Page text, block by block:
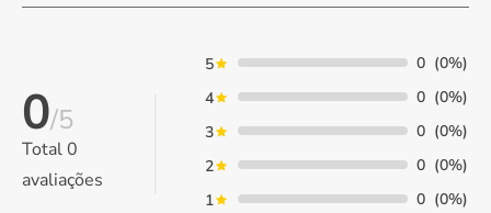
0/5
Total0
avaliações
5 0 (0%)
4
0 (0%)
3
0 (0%)
2
0 (0%)
1
0 (0%)